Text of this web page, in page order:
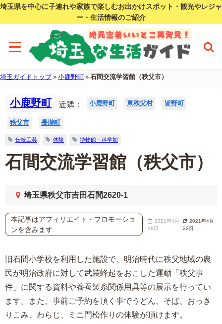
埼玉県を中心に子連れや家族で楽しむお出かけスポット・観光やレジャ
ー・生活情報のご紹介
埼玉ガイドトップ» 小鹿野町 » 石間交流学習館（秩父市）
小鹿野町 近隣： 小鹿野町 東秩父村 皆野町
秩父市 長瀞町
伝統工芸 体験 博物館・科学館
石間交流学習館（秩父市）
埼玉県秩父市吉田石間2620-1
本記事はアフィリエイト・プロモーショ
ンを含みます
2021年4月
18日
2021年4月
22日
旧石間小学校を利用した施設で、明治時代に秩父地域の農
民が明治政府に対して武装蜂起をおこした運動「秩父事
件」に関する資料や養蚕製糸関係用具等の展示を行ってい
ます。また、事前ご予約を頂く事でうどん、そば、おっき
りこみ、わらじ、ミニ門松作りの体験が頂けます。